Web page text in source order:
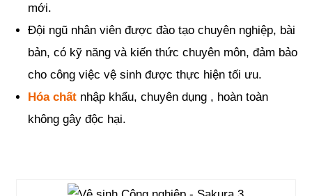
mới.
Đội ngũ nhân viên được đào tạo chuyên nghiệp, bài
bản, có kỹ năng và kiến thức chuyên môn, đảm bảo
cho công việc vệ sinh được thực hiện tối ưu.
Hóa chất nhập khẩu, chuyên dụng , hoàn toàn
không gây độc hại.